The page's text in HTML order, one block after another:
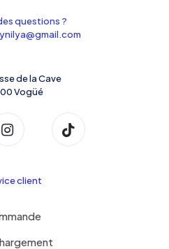
questions ?
de la Cave
Vogüé
client